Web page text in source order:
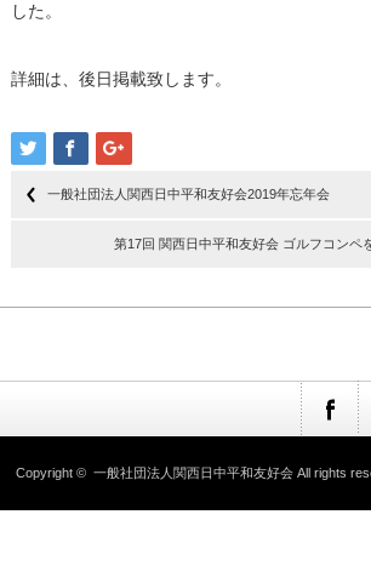
した。
詳細は、後日掲載致します。
一般社団法人関西日中平和友好会2019年忘年会
第17回 関西日中平和友好会 ゴルフコンペ
Copyright ©一般社団法人関西日中平和友好会 All rights